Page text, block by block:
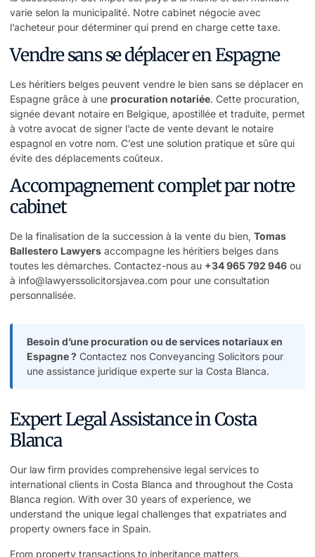
varie selon la municipalité. Notre cabinet négocie avec
l’acheteur pour déterminer qui prend en charge cette taxe.
Vendre sans se déplacer en Espagne
Les héritiers belges peuvent vendre le bien sans se déplacer en
Espagne grâce à une procuration notariée. Cette procuration,
signée devant notaire en Belgique, apostillée et traduite, permet
à votre avocat de signer l’acte de vente devant le notaire
espagnol en votre nom. C’est une solution pratique et sûre qui
évite des déplacements coûteux.
Accompagnement complet par notre
cabinet
De la finalisation de la succession à la vente du bien, Tomas
Ballestero Lawyers accompagne les héritiers belges dans
toutes les démarches. Contactez-nous au +34 965 792 946 ou
à info@lawyerssolicitorsjavea.com pour une consultation
personnalisée.
Besoin d’une procuration ou de services notariaux en
Espagne ? Contactez nos Conveyancing Solicitors pour
une assistance juridique experte sur la Costa Blanca.
Expert Legal Assistance in Costa
Blanca
Our law firm provides comprehensive legal services to
international clients in Costa Blanca and throughout the Costa
Blanca region. With over 30 years of experience, we
understand the unique legal challenges that expatriates and
property owners face in Spain.
From property transactions to inheritance matters,